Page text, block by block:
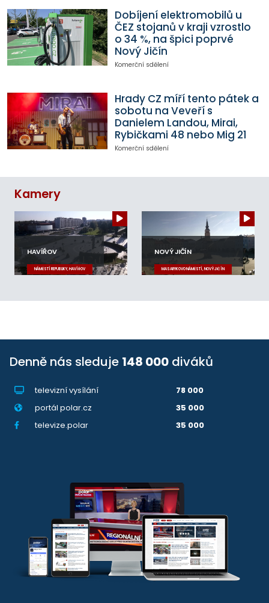
Dobíjení elektromobilů u
ČEZ stojanů v kraji vzrostlo
o 34 %, na špici poprvé
Nový Jičín
Komerční sdělení
Hrady CZ míří tento pátek a
sobotu na Veveří s
Danielem Landou, Mirai,
Rybičkami 48 nebo Mig 21
Komerční sdělení
Kamery
HAVÍŘOV
NÁMĚSTÍ REPUBLIKY, HAVÍŘOV
NOVÝ JIČÍN
MASARYKOVO NÁMĚSTÍ, NOVÝ JIČÍN
Denně nás sleduje 148 000 diváků
televizní vysílání
78 000
portál polar.cz
35 000
televize.polar
35 000